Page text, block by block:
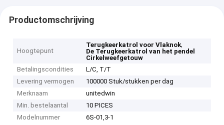
Productomschrijving
Hoogtepunt
Terugkeerkatrol voor Vlaknok,
De Terugkeerkatrol van het pendel
Cirkelweefgetouw
Betalingscondities
L/C, T/T
Levering vermogen
100000 Stuk/stukken per dag
Merknaam
unitedwin
Min. bestelaantal
10 PICES
Modelnummer
6S-01,3-1